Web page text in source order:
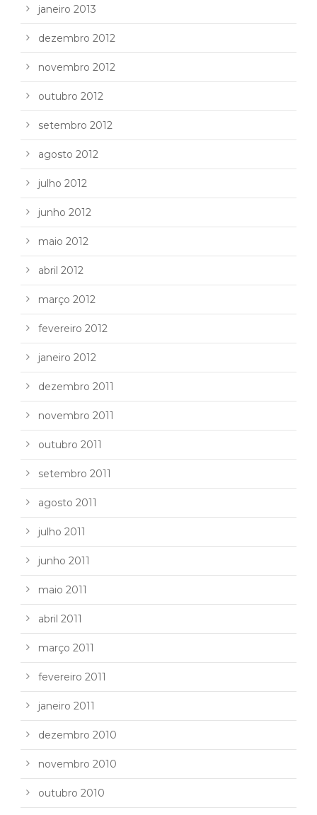
janeiro 2013
dezembro 2012
novembro 2012
outubro 2012
setembro 2012
agosto 2012
julho 2012
junho 2012
maio 2012
abril 2012
março 2012
fevereiro 2012
janeiro 2012
dezembro 2011
novembro 2011
outubro 2011
setembro 2011
agosto 2011
julho 2011
junho 2011
maio 2011
abril 2011
março 2011
fevereiro 2011
janeiro 2011
dezembro 2010
novembro 2010
outubro 2010